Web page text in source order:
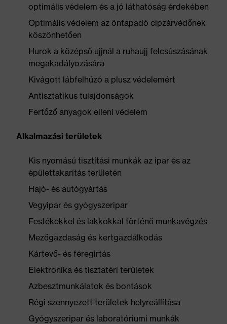
optimális védelem és a jó láthatóság érdekében
Optimális védelem az öntapadó cipzárvédőnek
köszönhetően
Hurok a középső ujjnál a ruhaujj felcsúszásának
megakadályozására
Kivágott lábfelhúzó a plusz védelemért
Antisztatikus tulajdonságok
Fertőző anyagok elleni védelem
Alkalmazási területek
Kis nyomású tisztítási munkák az ipar és az
épülettakarítás területén
Hajó- és autógyártás
Vegyipar és gyógyszeripar
Festékekkel és lakkokkal történő munkavégzés
Mezőgazdaság és kertgazdálkodás
Kártevő- és féregirtás
Elektronika és tisztatéri területek
Azbesztmunkálatok és bontások
Régi szennyezett területek helyreállítása
Gyógyszeripar és laboratóriumi munkák